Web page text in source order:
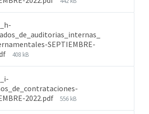
SEPTIEMBRE-
408 kB
2022.pdf
556 kB